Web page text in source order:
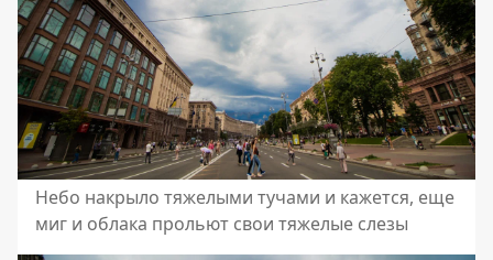
Небо накрыло тяжелыми тучами и кажется, еще
миг и облака прольют свои тяжелые слезы